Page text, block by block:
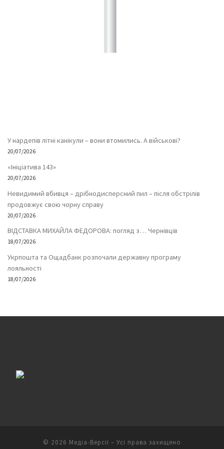
У нардепів літні канікули – вони втомились. А військові?
20/07/2026
«Ініціатива 143»
20/07/2026
Невидимий вбивця – дрібнодисперсний пил – після обстрілів
продовжує свою чорну справу
20/07/2026
ВІДСТАВКА МИХАЙЛА ФЕДОРОВА: погляд з… Чернівців
18/07/2026
Укрпошта та Ощадбанк розпочали державну програму
лояльності
18/07/2026
© 2026 Медіа-Версії – Усі права захищено